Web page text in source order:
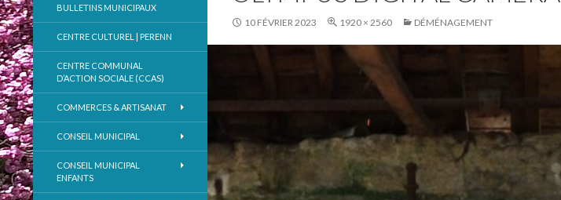
10 FÉVRIER 2023 1920 × 2560 DÉMÉNAGEMENT
BULLETINS MUNICIPAUX
CENTRE CULTUREL | PERENN
CENTRE COMMUNAL
D’ACTION SOCIALE (CCAS)
COMMERCES & ARTISANAT
CONSEIL MUNICIPAL
CONSEIL MUNICIPAL
ENFANTS